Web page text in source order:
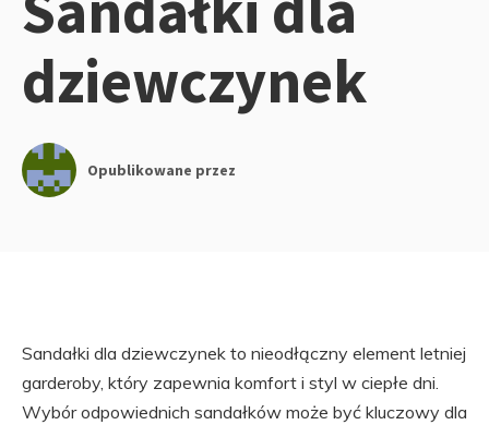
dziewczynek
Opublikowane przez
Sandałki dla dziewczynek to nieodłączny element letniej
garderoby, który zapewnia komfort i styl w ciepłe dni.
Wybór odpowiednich sandałków może być kluczowy dla